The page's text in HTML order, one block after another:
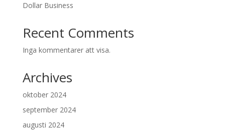
Dollar Business
Recent Comments
Inga kommentarer att visa.
Archives
oktober 2024
september 2024
augusti 2024